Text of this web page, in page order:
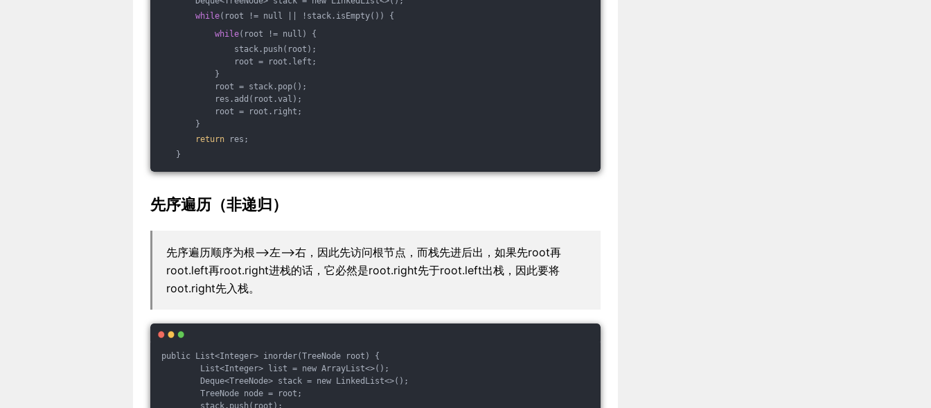
while(root != null || !stack.isEmpty()) {
while(root != null) {
stack.push(root);
root = root.left;
}
root = stack.pop();
res.add(root.val);
root = root.right;
}
return res;
}
先序遍历（非递归）
先序遍历顺序为根-->左-->右，因此先访问根节点，而栈先进后出，如果先root再
root.left再root.right进栈的话，它必然是root.right先于root.left出栈，因此要将
root.right先入栈。
public List<Integer> inorder(TreeNode root) {
List<Integer> list = new ArrayList<>();
Deque<TreeNode> stack = new LinkedList<>();
TreeNode node = root;
stack.push(root);